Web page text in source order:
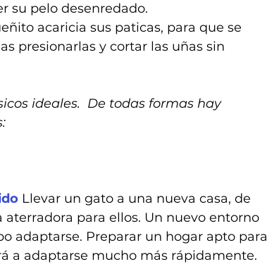
su pelo desenredado.
acaricia sus paticas, para que se
presionarlas y cortar las uñas sin
ideales.  De todas formas hay
Llevar un gato a una nueva casa, de
para ellos. Un nuevo entorno
adaptarse. Preparar un hogar apto para
a adaptarse mucho más rápidamente.